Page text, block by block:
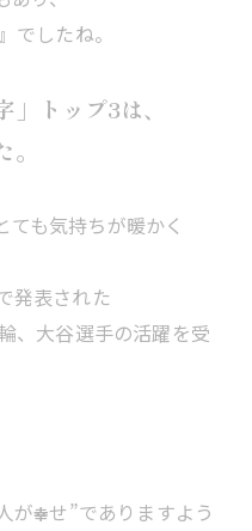
でしたね。
トップ3は、
も気持ちが暖かく
発表された
、大谷選手の活躍を受
が幸せ”でありますよう